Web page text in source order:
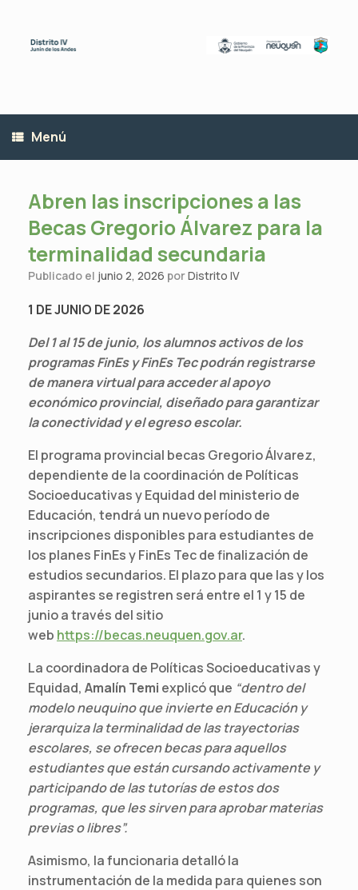
contenido
Menú
Abren las inscripciones a las
Becas Gregorio Álvarez para la
terminalidad secundaria
Publicado el junio 2, 2026 porDistrito IV
1 DE JUNIO DE 2026
Del 1 al 15 de junio, los alumnos activos de los
programas FinEs y FinEs Tec podrán registrarse
de manera virtual para acceder al apoyo
económico provincial, diseñado para garantizar
la conectividad y el egreso escolar.
El programa provincial becas Gregorio Álvarez,
dependiente de la coordinación de Políticas
Socioeducativas y Equidad del ministerio de
Educación, tendrá un nuevo período de
inscripciones disponibles para estudiantes de
los planes FinEs y FinEs Tec de finalización de
estudios secundarios. El plazo para que las y los
aspirantes se registren será entre el 1 y 15 de
junio a través del sitio
web https://becas.neuquen.gov.ar.
La coordinadora de Políticas Socioeducativas y
Equidad, Amalín Temi explicó que “dentro del
modelo neuquino que invierte en Educación y
jerarquiza la terminalidad de las trayectorias
escolares, se ofrecen becas para aquellos
estudiantes que están cursando activamente y
participando de las tutorías de estos dos
programas, que les sirven para aprobar materias
previas o libres”.
Asimismo, la funcionaria detalló la
instrumentación de la medida para quienes son